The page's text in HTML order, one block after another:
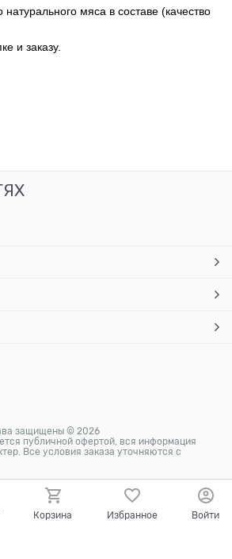
мяса в составе (качество
и заказу.
защищены © 2026
публичной офертой, вся информация
Все условия заказа уточняются с
Корзина Избранное Войти